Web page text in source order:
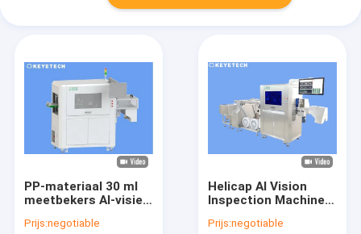
PP-materiaal 30 ml
meetbekers AI-visie-
Prijs:negotiable
Helicap AI Vision
Inspection Machine
voedingsapparaat
Prijs:negotiable